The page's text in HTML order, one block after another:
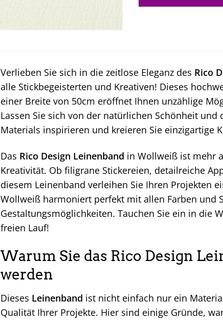
Verlieben Sie sich in die zeitlose Eleganz des Rico
alle Stickbegeisterten und Kreativen! Dieses
einer Breite von 50cm eröffnet Ihnen unzählige
Lassen Sie sich von der natürlichen Schönheit
Materials inspirieren und kreieren Sie einzigartige
Das Rico Design Leinenband in Wollweiß ist mehr
Kreativität. Ob filigrane Stickereien, detailreiche
diesem Leinenband verleihen Sie Ihren Projekten
Wollweiß harmoniert perfekt mit allen Farben und
Gestaltungsmöglichkeiten. Tauchen Sie ein in die
freien Lauf!
Warum Sie das Rico Design
werden
Dieses Leinenband ist nicht einfach nur ein
Qualität Ihrer Projekte. Hier sind einige Gründe,